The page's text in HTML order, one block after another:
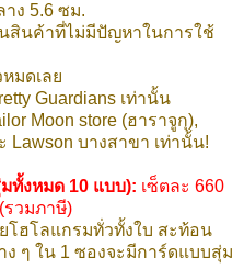
ง 5.6 ซม.
สินค้าที่ไม่มีปัญหาในการใช้
มดเลย
Guardians เท่านั้น
Moon store (ฮาราจูกุ),
Lawson บางสาขา เท่านั้น!
ทั้งหมด 10 แบบ): เซ็ตละ 660
รวมภาษี)
โฮโลแกรมทั่วทั้งใบ สะท้อน
ง ๆ ใน 1 ซองจะมีการ์ดแบบสุ่ม